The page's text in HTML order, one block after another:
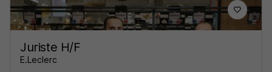
Juriste H/F
E.Leclerc